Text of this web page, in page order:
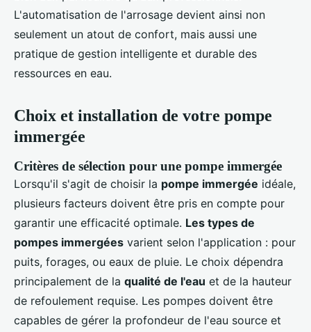
L'automatisation de l'arrosage devient ainsi non
seulement un atout de confort, mais aussi une
pratique de gestion intelligente et durable des
ressources en eau.
Choix et installation de votre pompe
immergée
Critères de sélection pour une pompe immergée
Lorsqu'il s'agit de choisir la pompe immergée idéale,
plusieurs facteurs doivent être pris en compte pour
garantir une efficacité optimale. Les types de
pompes immergées varient selon l'application : pour
puits, forages, ou eaux de pluie. Le choix dépendra
principalement de la qualité de l'eau et de la hauteur
de refoulement requise. Les pompes doivent être
capables de gérer la profondeur de l'eau source et